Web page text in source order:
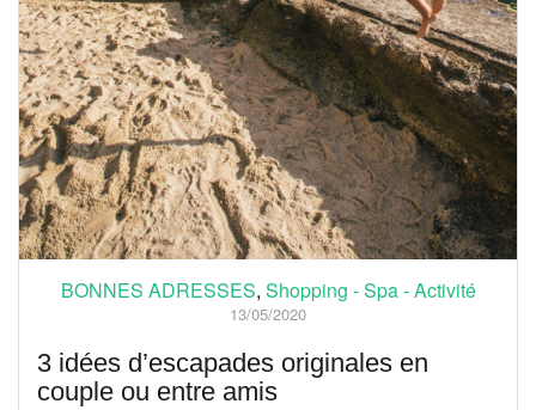
BONNES ADRESSES, Shopping - Spa - Activité
13/05/2020
3 idées d’escapades originales en
couple ou entre amis